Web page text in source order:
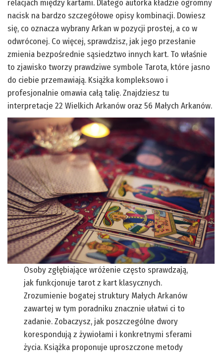
relacjach między kartami. Dlatego autorka kładzie ogromny
nacisk na bardzo szczegółowe opisy kombinacji. Dowiesz
się, co oznacza wybrany Arkan w pozycji prostej, a co w
odwróconej. Co więcej, sprawdzisz, jak jego przesłanie
zmienia bezpośrednie sąsiedztwo innych kart. To właśnie
to zjawisko tworzy prawdziwe symbole Tarota, które jasno
do ciebie przemawiają. Książka kompleksowo i
profesjonalnie omawia całą talię. Znajdziesz tu
interpretacje 22 Wielkich Arkanów oraz 56 Małych Arkanów.
Osoby zgłębiające wróżenie często sprawdzają,
jak funkcjonuje tarot z kart klasycznych.
Zrozumienie bogatej struktury Małych Arkanów
zawartej w tym poradniku znacznie ułatwi ci to
zadanie. Zobaczysz, jak poszczególne dwory
korespondują z żywiołami i konkretnymi sferami
życia. Książka proponuje uproszczone metody